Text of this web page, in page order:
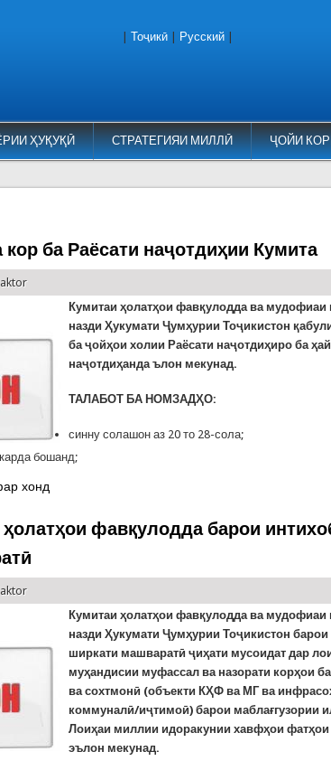
ҲУҚУҚӢ СТРАТЕГИЯИ МИЛЛӢ ҶОЙИ
Тоҷикӣ Русский
ба Раёсати наҷотдиҳии Кумита
Кумитаи ҳолатҳои фавқулодда ва мудофиаи
назди Ҳукумати Ҷумҳурии Тоҷикистон
ба ҷойҳои холии Раёсати наҷотдиҳиро ба
наҷотдиҳанда ълон мекунад.
ТАЛАБОТ БА НОМЗАДҲО:
синну солашон аз 20 то 28-сола;
бошанд;
ба кор ба Раёсати наҷотдиҳии Кумита
хонд
фавқулодда барои
Кумитаи ҳолатҳои фавқулодда ва мудофиаи
назди Ҳукумати Ҷумҳурии Тоҷикистон барои
ширкати машваратӣ ҷиҳати мусоидат дар
муҳандисии муфассал ва назорати корҳои
ва сохтмонӣ (объекти КҲФ ва МГ ва
коммуналӣ/иҷтимоӣ) барои маблағгузории
Лоиҳаи миллии идоракунии хавфҳои фатҳои
эълон мекунад.